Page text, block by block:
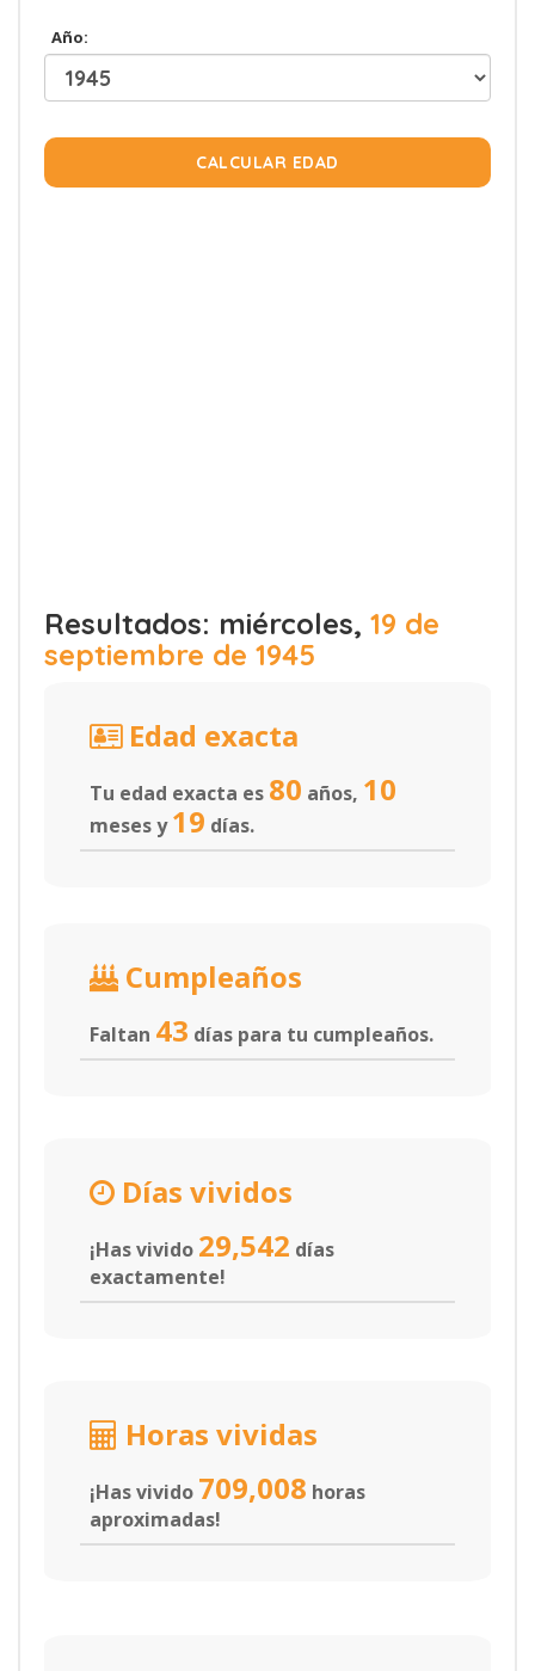
Año:
CALCULAR EDAD
Resultados: miércoles, 19 de
septiembre de 1945
Edad exacta
Tu edad exacta es 80 años, 10
meses y19 días.
Cumpleaños
Faltan 43 días para tu cumpleaños.
Días vividos
¡Has vivido 29,542 días
exactamente!
Horas vividas
¡Has vivido 709,008 horas
aproximadas!